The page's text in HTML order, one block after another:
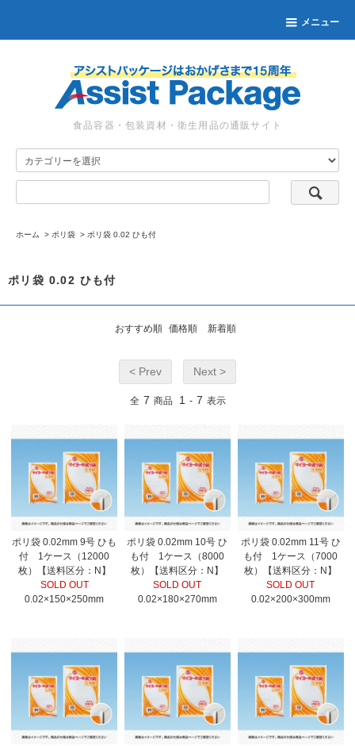
メニュー
食品容器・包装資材・衛生用品の通販サイト
ホーム > ポリ袋 > ポリ袋 0.02 ひも付
ポリ袋 0.02 ひも付
おすすめ順 価格順 新着順
< Prev Next >
全 7 商品 1 - 7 表示
ポリ袋 0.02mm 9号 ひも
付 1ケース（12000
枚）【送料区分：N】
SOLD OUT
0.02×150×250mm
ポリ袋 0.02mm 10号 ひ
も付 1ケース（8000
枚）【送料区分：N】
SOLD OUT
0.02×180×270mm
ポリ袋 0.02mm 11号 ひ
も付 1ケース（7000
枚）【送料区分：N】
SOLD OUT
0.02×200×300mm